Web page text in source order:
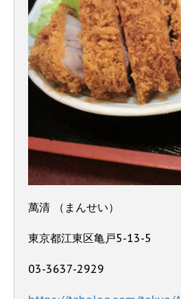
萬清 （まんせい）
東京都江東区亀戸5-13-5
03-3637-2929